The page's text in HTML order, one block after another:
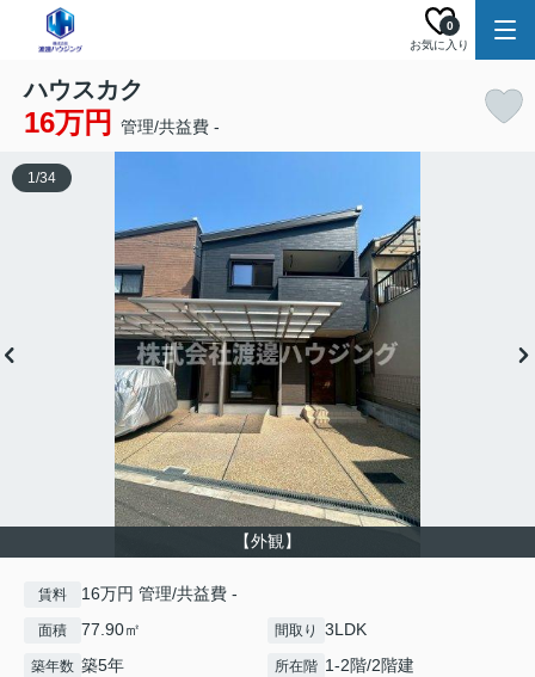
お気に入り
0
ハウスカク
16万円 管理/共益費 -
【外観】
1/34
賃料 16万円 管理/共益費 -
面積 77.90㎡ 間取り 3LDK
築年数 築5年 所在階 1-2階/2階建